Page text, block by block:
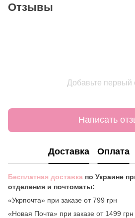
Отзывы
Добавьте первый
Написать
Доставка Оплата
Бесплатная доставка по Украине
отделения и почтоматы:
«Укрпочта» при заказе от 799 грн
«Новая Почта» при заказе от 1499 грн